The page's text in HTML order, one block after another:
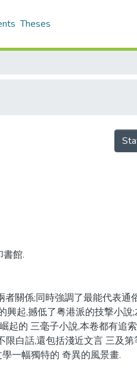
Theses
館.
關係;同時強調了最能代表通
起,撼低了粤港派的技撃小說
起的 三毫子小說,本卷都有追
白話,還包括淺近文言 三及第
一幅獨特的 奇異的風景畫.